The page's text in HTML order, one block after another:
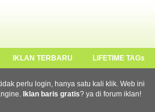
IKLAN TERBARU LIFETIME TAGs
perlu login, hanya satu kali klik. Web ini
Iklan baris gratis? ya di forum iklan!